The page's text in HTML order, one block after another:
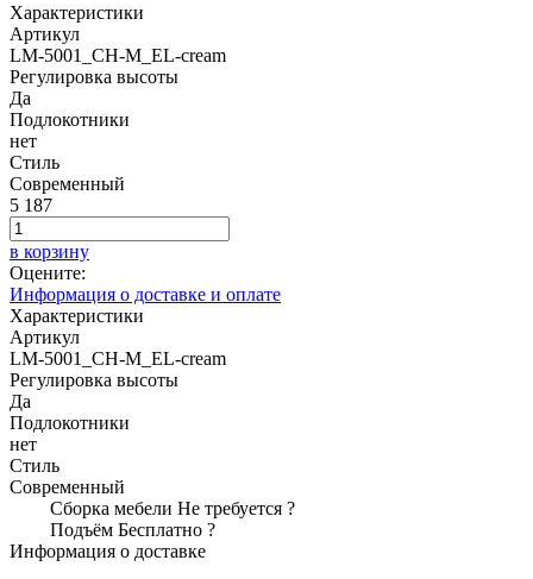
Характеристики
Артикул
LM-5001_CH-M_EL-cream
Регулировка высоты
Да
Подлокотники
нет
Стиль
Современный
5 187
в корзину
Оцените:
Информация о доставке и оплате
Характеристики
Артикул
LM-5001_CH-M_EL-cream
Регулировка высоты
Да
Подлокотники
нет
Стиль
Современный
Сборка мебели Не требуется ?
Подъём Бесплатно ?
Информация о доставке